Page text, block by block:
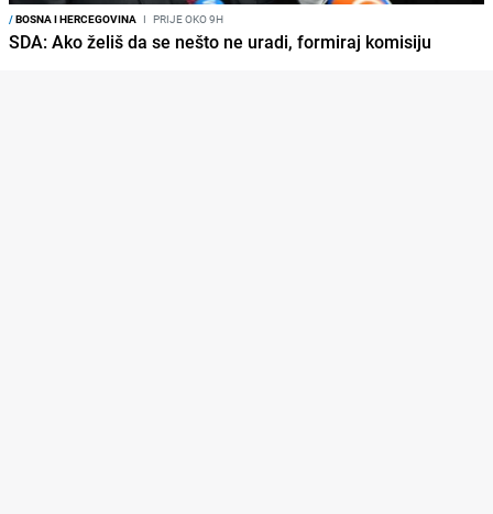
/BOSNA I HERCEGOVINA I PRIJE OKO 9H
SDA: Ako želiš da se nešto ne uradi, formiraj komisiju